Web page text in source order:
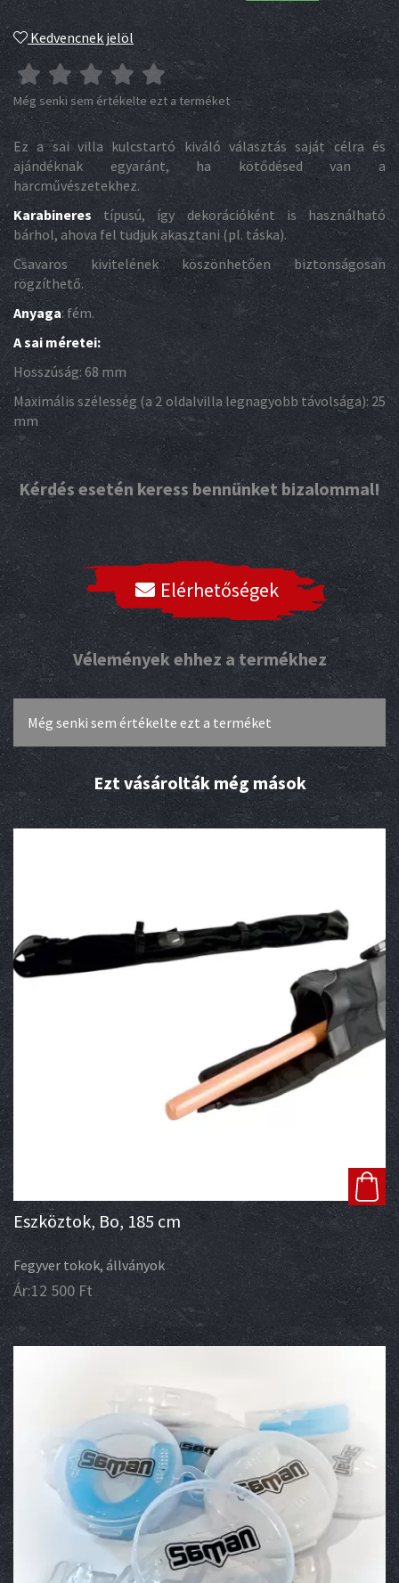
Kedvencnek jelöl
Még senki sem értékelte ezt a terméket
Ez a sai villa kulcstartó kiváló választás saját célra és
ajándéknak egyaránt, ha kötődésed van a
harcművészetekhez.
Karabineres típusú, így dekorációként is használható
bárhol, ahova fel tudjuk akasztani (pl. táska).
Csavaros kivitelének köszönhetően biztonságosan
rögzíthető.
Anyaga: fém.
A sai méretei:
Hosszúság: 68 mm
Maximális szélesség (a 2 oldalvilla legnagyobb távolsága): 25
mm
Kérdés esetén keress bennünket bizalommal!
Elérhetőségek
Vélemények ehhez a termékhez
Még senki sem értékelte ezt a terméket
Ezt vásárolták még mások
Eszköztok, Bo, 185 cm
Fegyver tokok, állványok
Ár:12 500 Ft